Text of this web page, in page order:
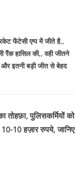
फेंटेसी एप्प में जीते है,,
रैंक हासिल की,, वही जीतने
और इतनी बड़ी जीत से बेहद
तोहफ़ा, पुलिसकर्मियों को
10 हज़ार रुपये, जानिए